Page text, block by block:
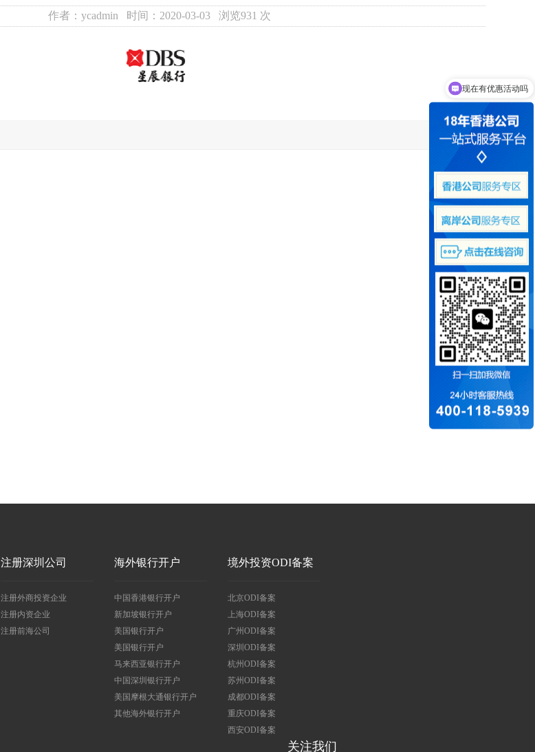
作者：ycadmin 时间：2020-03-03 浏览931 次
注册深圳公司
注册外商投资企业
注册内资企业
注册前海公司
海外银行开户
中国香港银行开户
新加坡银行开户
美国银行开户
美国银行开户
马来西亚银行开户
中国深圳银行开户
美国摩根大通银行开户
其他海外银行开户
境外投资ODI备案
北京ODI备案
上海ODI备案
广州ODI备案
深圳ODI备案
杭州ODI备案
苏州ODI备案
成都ODI备案
重庆ODI备案
西安ODI备案
关注我们
可以介绍下你们的产品么
现在有优惠活动吗